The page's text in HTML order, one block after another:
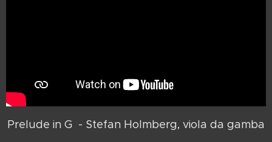
Prelude in G - Stefan Holmberg, viola da gamba